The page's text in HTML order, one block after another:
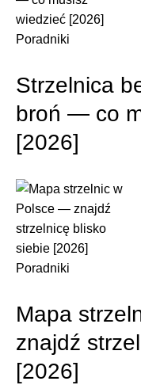
Poradniki
Strzelnica
broń — co
[2026]
Poradniki
Mapa
znajdź
[2026]